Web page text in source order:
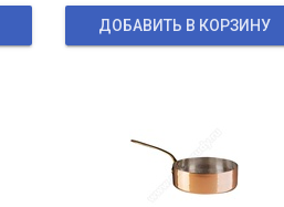
ДОБАВИТЬ В КОРЗИНУ